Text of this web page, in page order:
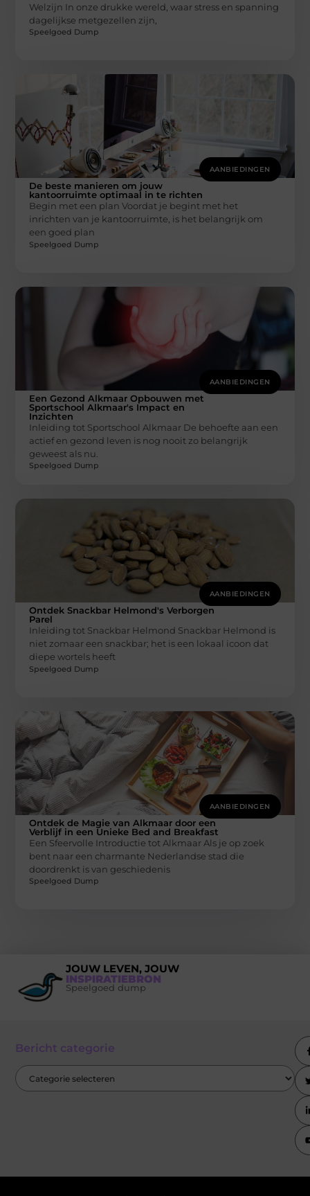
Welzijn In onze drukke wereld, waar stress en spanning
dagelijkse metgezellen zijn,
Speelgoed Dump
AANBIEDINGEN
De beste manieren om jouw
kantoorruimte optimaal in te richten
Begin met een plan Voordat je begint met het
inrichten van je kantoorruimte, is het belangrijk om
een goed plan
Speelgoed Dump
AANBIEDINGEN
Een Gezond Alkmaar Opbouwen met
Sportschool Alkmaar's Impact en
Inzichten
Inleiding tot Sportschool Alkmaar De behoefte aan een
actief en gezond leven is nog nooit zo belangrijk
geweest als nu.
Speelgoed Dump
AANBIEDINGEN
Ontdek Snackbar Helmond's Verborgen
Parel
Inleiding tot Snackbar Helmond Snackbar Helmond is
niet zomaar een snackbar; het is een lokaal icoon dat
diepe wortels heeft
Speelgoed Dump
AANBIEDINGEN
Ontdek de Magie van Alkmaar door een
Verblijf in een Unieke Bed and Breakfast
Een Sfeervolle Introductie tot Alkmaar Als je op zoek
bent naar een charmante Nederlandse stad die
doordrenkt is van geschiedenis
Speelgoed Dump
JOUW LEVEN, JOUW
INSPIRATIEBRON
Speelgoed dump
Bericht categorie